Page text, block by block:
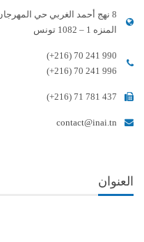
8 نهج أحمد الغربي حي المهرجان
المنزه 1 – 1082 تونس
(+216) 70 241 990
(+216) 70 241 996
(+216) 71 781 437
contact@inai.tn
العنوان